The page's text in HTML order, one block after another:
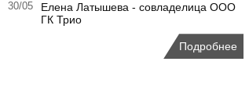
30/05
Елена Латышева - совладелица ООО
ГК Трио
Подробнее